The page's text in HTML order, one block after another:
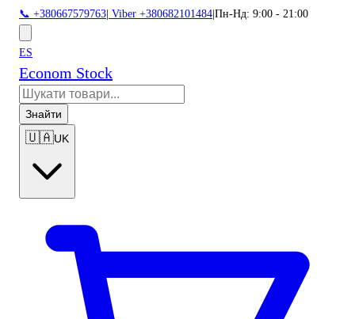
📞 +380667579763 Viber +380682101484 Пн-Нд: 9:00 - 21:00
ES
Econom Stock
Знайти
🇺🇦UK